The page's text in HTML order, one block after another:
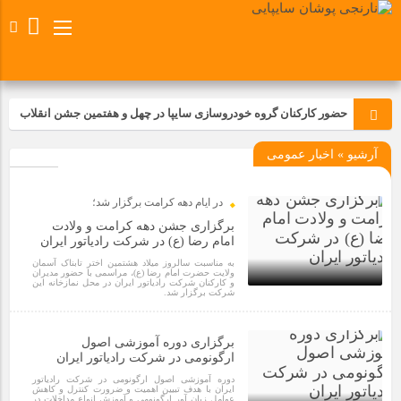
حضور کارکنان گروه خودروسازی سایپا در چهل و هفتمین جشن انقلاب
تجدید بیعت کارکنان شرکت پارس خودرو با آرمان های رهبر کبیر و فقید
مسابقات ورزشی در مگاموتوربا استقبال کارکنان برگزار شد
مراسم عزاداری و ذکرمصیبت سالروز شهادت امام محمدتقی(ع) در
شرکت زامیاد
تجربه‌ای میدانی از صنعت برای دانش‌آموزان فنی‌وحرفه‌ای؛ بازدید
دانش‌آموزان از خطوط تولید مگاموتور
آرشیو » اخبار عمومی
در ایام دهه کرامت برگزار شد؛
برگزاری جشن دهه کرامت و ولادت
امام رضا (ع) در شرکت رادیاتور ایران
به مناسبت سالروز میلاد هشتمین اختر تابناک آسمان
ولایت حضرت امام رضا (ع)، مراسمی با حضور مدیران
و کارکنان شرکت رادیاتور ایران در محل نمازخانه این
شرکت برگزار شد.
برگزاری دوره آموزشی اصول
ارگونومی در شرکت رادیاتور ایران
دوره آموزشی اصول ارگونومی در شرکت رادیاتور
ایران با هدف تبیین اهمیت و ضرورت کنترل و کاهش
عوامل زیان آور ارگونومی و آموزش انواع مداخلات در